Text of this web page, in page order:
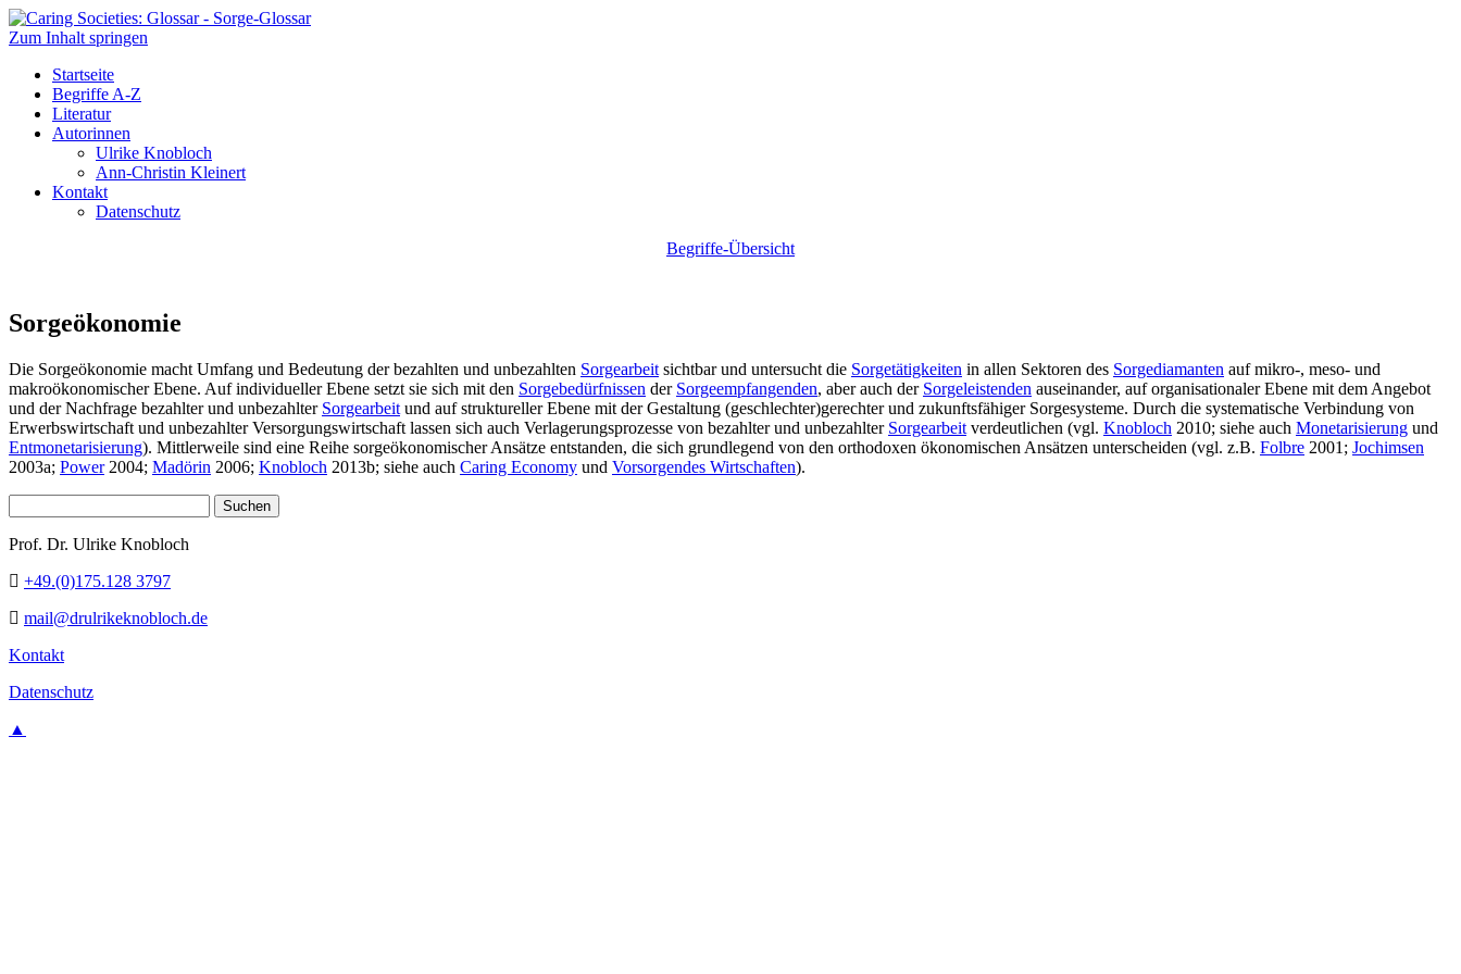
Caring Societies: Glossar
Sorge-Glossar
Zum Inhalt springen
Startseite
Begriffe A-Z
Literatur
Autorinnen
Ulrike Knobloch
Ann-Christin Kleinert
Kontakt
Datenschutz
Begriffe-Übersicht
Sorgeökonomie
Die Sorgeökonomie macht Umfang und Bedeutung der bezahlten und unbezahlten Sorgearbeit sichtbar und untersucht die Sorgetätigkeiten in allen Sektoren des Sorgediamanten auf mikro-, meso- und
makroökonomischer Ebene. Auf individueller Ebene setzt sie sich mit den Sorgebedürfnissen der Sorgeempfangenden, aber auch der Sorgeleistenden auseinander, auf organisationaler Ebene mit dem Angebot
und der Nachfrage bezahlter und unbezahlter Sorgearbeit und auf struktureller Ebene mit der Gestaltung (geschlechter)gerechter und zukunftsfähiger Sorgesysteme. Durch die systematische Verbindung von
Erwerbswirtschaft und unbezahlter Versorgungswirtschaft lassen sich auch Verlagerungsprozesse von bezahlter und unbezahlter Sorgearbeit verdeutlichen (vgl. Knobloch 2010; siehe auch Monetarisierung und
Entmonetarisierung). Mittlerweile sind eine Reihe sorgeökonomischer Ansätze entstanden, die sich grundlegend von den orthodoxen ökonomischen Ansätzen unterscheiden (vgl. z.B. Folbre 2001; Jochimsen
2003a; Power2004; Madörin 2006; Knobloch 2013b; siehe auch Caring Economy und Vorsorgendes Wirtschaften).
nach:
Prof. Dr. Ulrike Knobloch
+49.(0)175.128 3797
mail@drulrikeknobloch.de
Kontakt
Datenschutz
▲